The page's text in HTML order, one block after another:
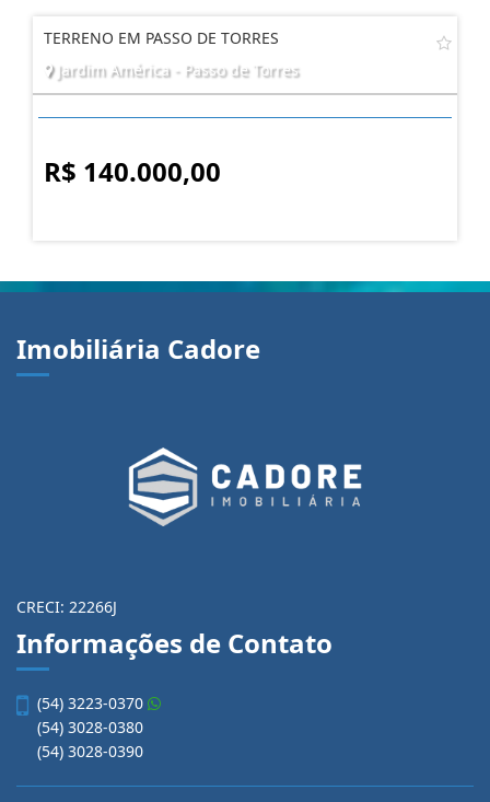
TERRENO EM PASSO DE TORRES
Jardim América - Passo de Torres
R$ 140.000,00
Imobiliária Cadore
CRECI: 22266J
Informações de Contato
(54) 3223-0370
(54) 3028-0380
(54) 3028-0390